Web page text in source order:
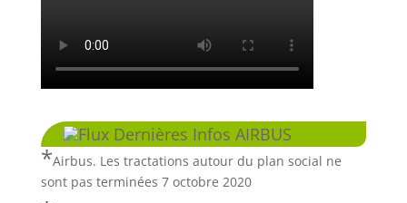
Dernières Infos AIRBUS
Airbus. Les tractations autour du plan social ne
sont pas terminées 7 octobre 2020